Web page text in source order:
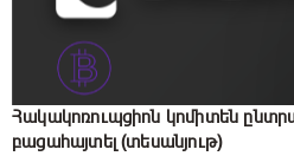
Հակակոռուպցիոն կոմիտեն
բացահայտել (տեսանյութ)